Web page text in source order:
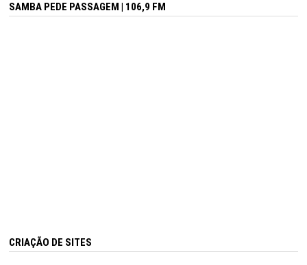
SAMBA PEDE PASSAGEM | 106,9 FM
CRIAÇÃO DE SITES